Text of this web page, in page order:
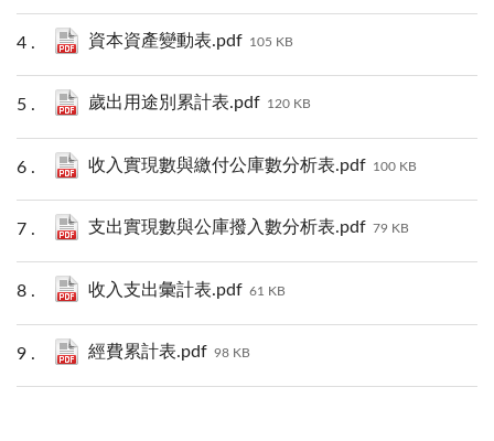
資本資產變動表.pdf 105 KB
歲出用途別累計表.pdf 120 KB
收入實現數與繳付公庫數分析表.pdf 100 KB
支出實現數與公庫撥入數分析表.pdf 79 KB
收入支出彙計表.pdf 61 KB
經費累計表.pdf 98 KB